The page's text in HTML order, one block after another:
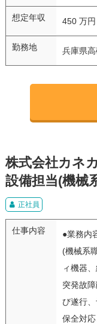
想定年収 450 万
勤務地 兵庫県
株式会社カネ
設備担当(機械
正社員
仕事内容
●業務内
(機械系
ィ機器
突発故
び遂行
保全対